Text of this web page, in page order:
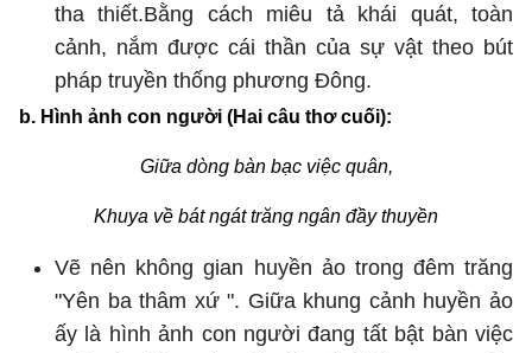
tha thiết.Bằng cách miêu tả khái quát, toàn
cảnh, nắm được cái thần của sự vật theo bút
pháp truyền thống phương Đông.
b. Hình ảnh con người (Hai câu thơ cuối):
Giữa dòng bàn bạc việc quân,
Khuya về bát ngát trăng ngân đầy thuyền
Vẽ nên không gian huyền ảo trong đêm trăng
"Yên ba thâm xứ ". Giữa khung cảnh huyền ảo
ấy là hình ảnh con người đang tất bật bàn việc